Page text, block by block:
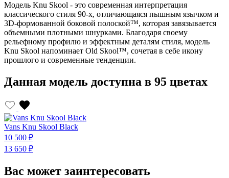
Модель Knu Skool - это современная интерпретация
классического стиля 90-х, отличающаяся пышным язычком и
3D-формованной боковой полоской™, которая завязывается
объемными плотными шнурками. Благодаря своему
рельефному профилю и эффектным деталям стиля, модель
Knu Skool напоминает Old Skool™, сочетая в себе икону
прошлого и современные тенденции.
Данная модель доступна в 95 цветах
Vans Knu Skool Black
10 500 ₽
13 650 ₽
Вас может заинтересовать